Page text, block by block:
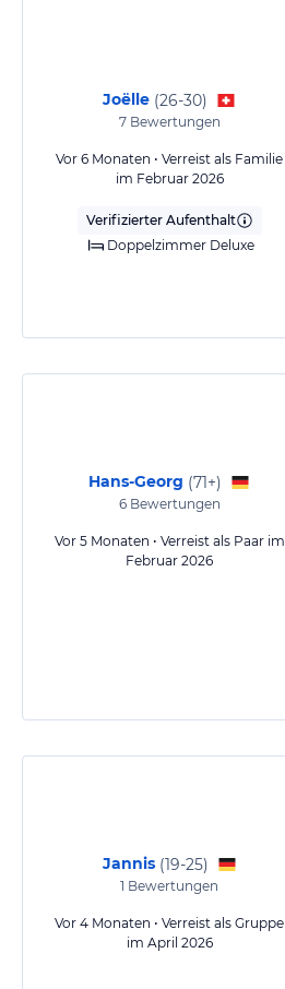
Joëlle (26-30)
7Bewertungen
Vor 6 Monaten • Verreist als Familie
im Februar 2026
Verifizierter Aufenthalt
Doppelzimmer Deluxe
Hans-Georg (71+)
6Bewertungen
Vor 5 Monaten • Verreist als Paar im
Februar 2026
Jannis (19-25)
1 Bewertungen
Vor 4 Monaten • Verreist als Gruppe
im April 2026